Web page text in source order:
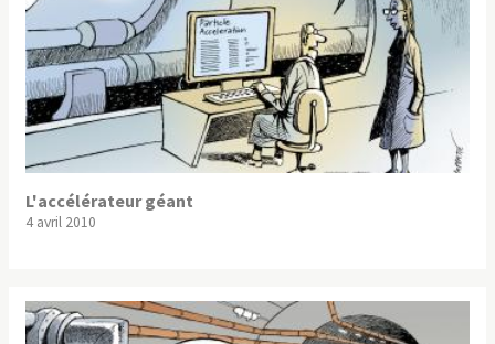
L'accélérateur géant
4 avril 2010